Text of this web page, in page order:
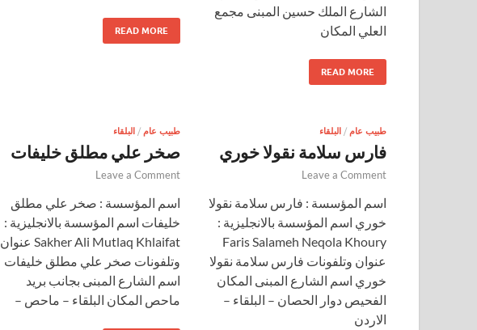
الشارع الملك حسين المبنى مجمع
العلي المكان
READ MORE
READ MORE
طبيب عام / البلقاء
فارس سلامة نقولا خوري
Leave a Comment
اسم المؤسسة : فارس سلامة نقولا
خوري اسم المؤسسة بالانجليزية :
Faris Salameh Neqola Khoury
عنوان وتلفونات فارس سلامة نقولا
خوري اسم الشارع المبنى المكان
الفحيص دوار الحصان – البلقاء –
الاردن
طبيب عام / البلقاء
صخر علي مطلق خليفات
Leave a Comment
اسم المؤسسة : صخر علي مطلق
خليفات اسم المؤسسة بالانجليزية :
Sakher Ali Mutlaq Khlaifat عنوان
وتلفونات صخر علي مطلق خليفات
اسم الشارع المبنى بجانب بريد
ماحص المكان البلقاء – ماحص –